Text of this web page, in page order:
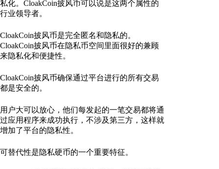
私化。CloakCoin披风币可以说是这两个属性的
行业领导者。
CloakCoin披风币是完全匿名和隐私的。
CloakCoin披风币在隐私币空间里面很好的兼顾
来隐私化和便捷性。
CloakCoin披风币确保通过平台进行的所有交易
都是安全的。
用户大可以放心，他们每发起的一笔交易都将通
过应用程序来成功执行，不涉及第三方，这样就
增加了平台的隐私性。
可替代性是隐私硬币的一个重要特征。